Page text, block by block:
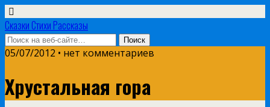
Сказки Стихи Рассказы
05/07/2012 • нет комментариев
Хрустальная гора